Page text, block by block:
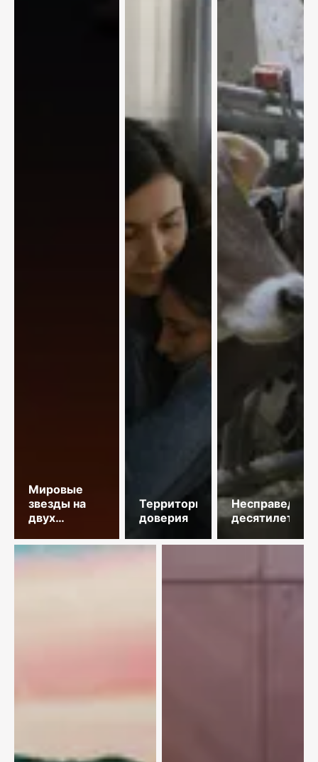
Мировые
звезды на
двух
столицы
Территория
доверия
десятилетий